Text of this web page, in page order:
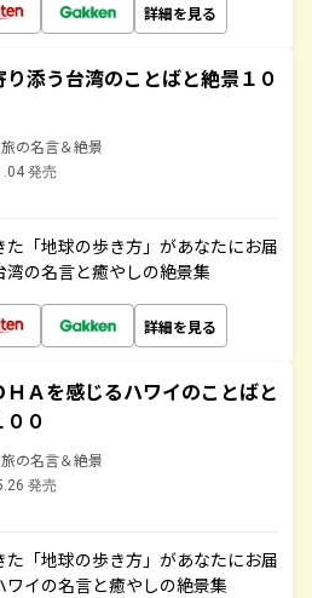
詳細を見る
り添う台湾のことばと絶景１０
の名言＆絶景
発売
「地球の歩き方」があなたにお届
の名言と癒やしの絶景集
詳細を見る
ＨＡを感じるハワイのことばと
０
の名言＆絶景
発売
「地球の歩き方」があなたにお届
イの名言と癒やしの絶景集